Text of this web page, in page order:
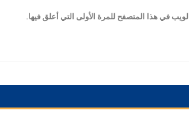
في هذا المتصفح للمرة الأولى التي أعلق فيها.